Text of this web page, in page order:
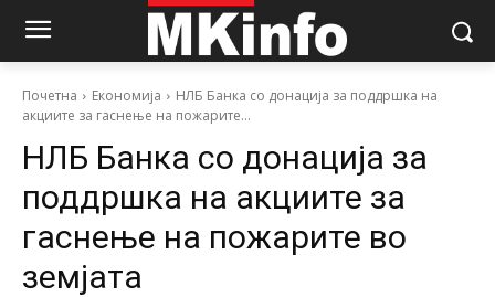
Почетна Економија
НЛБ Банка со донација за поддршка на
акциите за гаснење на пожарите...
НЛБ Банка со донација за
поддршка на акциите за
гаснење на пожарите во
земјата